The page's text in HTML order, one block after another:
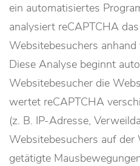
ein automatisiertes
analysiert reCAPTCHA
Websitebesuchers anhand
Diese Analyse beginnt
Websitebesucher die
wertet reCAPTCHA
(z. B. IP-Adresse,
Websitebesuchers auf
getätigte